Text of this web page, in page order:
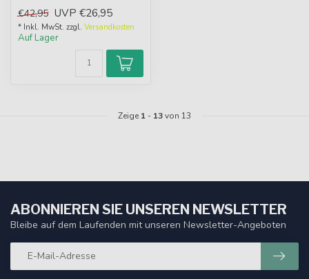
Aktion und h...
€42,95 UVP €26,95
* Inkl. MwSt. zzgl. Versandkosten
Auf Lager
Zeige 1 - 13von 13
ABONNIEREN SIE UNSEREN NEWSLETTER
Bleibe auf dem Laufenden mit unseren Newsletter-Angeboten